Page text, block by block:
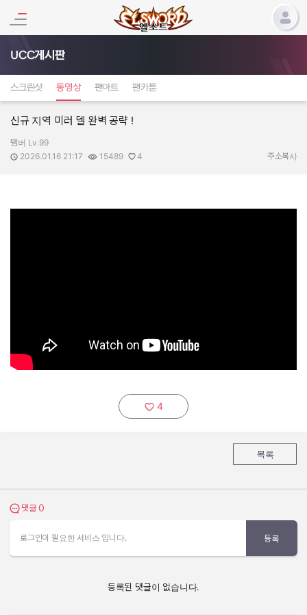
UCC게시판
스크린샷 동영상 팬아트 팬카툰
신규 지역 미러 델 완벽 공략 !
작성자:
탬버 Lv.99
작성일:
2026.01.16 21:17
조회수:
15489
추천수:
4 주소복사
추천하기:
4
목록
댓글 보기
댓글 0
로그인이 필요한 서비스 입니다. 등록
등록된 댓글이 없습니다.